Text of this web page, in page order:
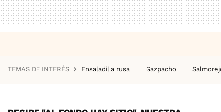
TEMAS DE INTERÉS Ensaladilla rusa Gazpacho